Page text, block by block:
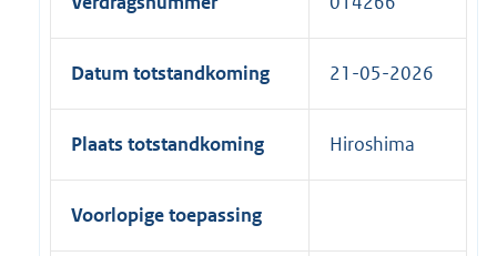
Datum totstandkoming 21-05-2026
Plaats totstandkoming Hiroshima
Voorlopige toepassing